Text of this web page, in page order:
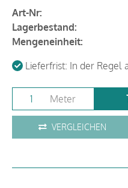
Art-Nr:
Lagerbestand:
Mengeneinheit:
Lieferfrist: In der Regel
Meter
VERGLEICHEN